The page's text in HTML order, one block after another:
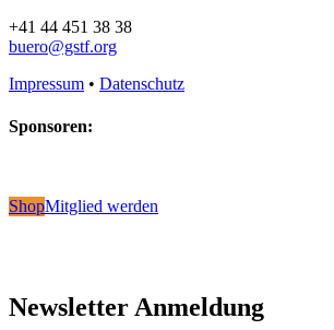
+41 44 451 38 38
buero@gstf.org
Impressum • Datenschutz
Sponsoren:
ShopMitglied werden
Newsletter Anmeldung